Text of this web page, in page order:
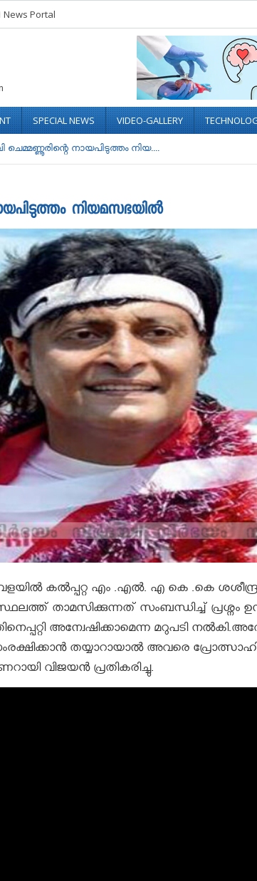
News Portal
SPECIAL NEWS VIDEO-GALLERY
നായപിടുത്തം നിയ....
നിയമസഭയിൽ
കൽപ്പറ്റ എം .എൽ. എ കെ .കെ
താമസിക്കുന്നത് സംബന്ധിച്ച് പ്രശ്നം
അന്വേഷിക്കാമെന്ന മറുപടി
തയ്യാറായാൽ അവരെ
വിജയൻ പ്രതികരിച്ചു.